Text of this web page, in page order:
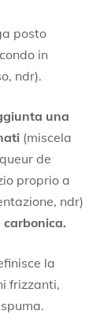
posto
in
ndr).
una
(miscela
de
proprio a
ndr)
la
frizzanti,